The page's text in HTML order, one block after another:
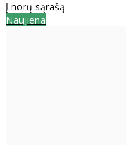
Į norų sąrašą
Naujiena